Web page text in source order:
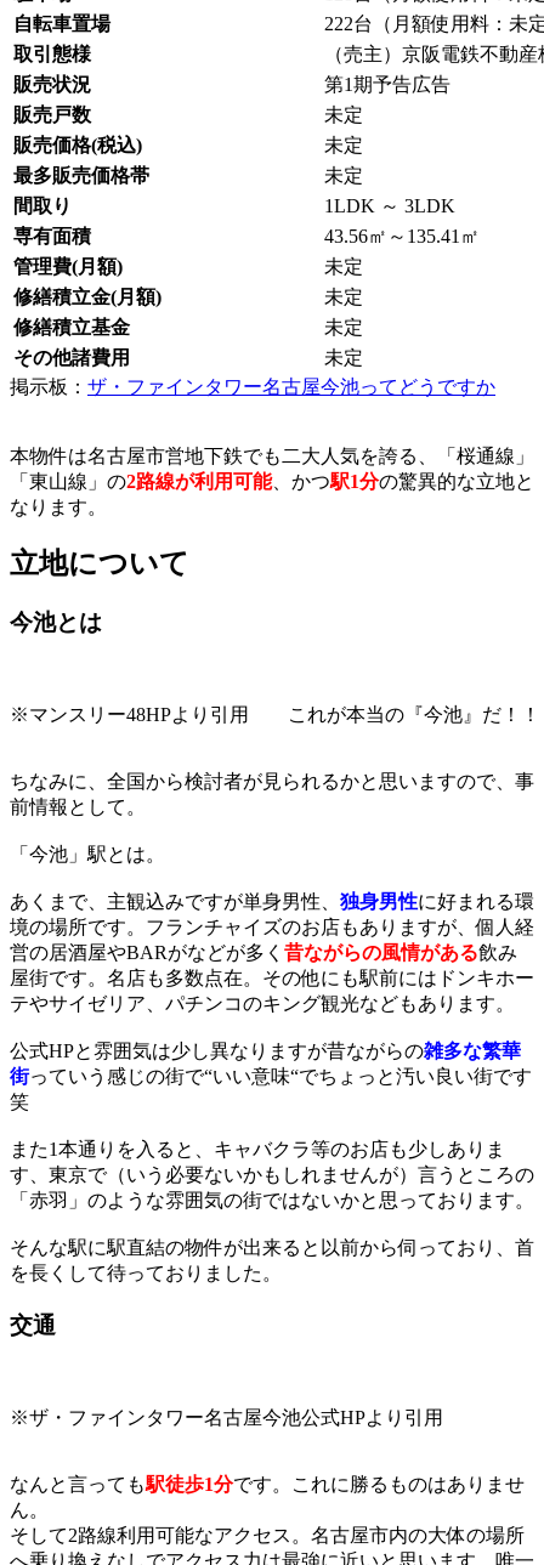
自転車置場
222台（月額使用料：未
取引態様
（売主）京阪電鉄不動
販売状況
第1期予告広告
販売戸数
未定
販売価格(税込)
未定
最多販売価格帯
未定
間取り
1LDK ～ 3LDK
専有面積
43.56㎡～135.41㎡
管理費(月額)
未定
修繕積立金(月額)
未定
修繕積立基金
未定
その他諸費用
未定
掲示板： ザ・ファインタワー名古屋今池ってどうですか
本物件は名古屋市営地下鉄でも二大人気を誇る、「桜通線」
「東山線」の2路線が利用可能、かつ駅1分の驚異的な立地と
なります。
立地について
今池とは
※マンスリー48HPより引用 これが本当の『今池』だ！！
ちなみに、全国から検討者が見られるかと思いますので、事
前情報として。
「今池」駅とは。
あくまで、主観込みですが単身男性、 独身男性に好まれる環
境の場所です。フランチャイズのお店もありますが、個人経
営の居酒屋やBARがなどが多く 昔ながらの風情がある飲み
屋街です。名店も多数点在。その他にも駅前にはドンキホー
テやサイゼリア、パチンコのキング観光などもあります。
公式HPと雰囲気は少し異なりますが昔ながらの雑多な繁華
街っていう感じの街で“いい意味“でちょっと汚い良い街です
笑
また1本通りを入ると、キャバクラ等のお店も少しありま
す、東京で（いう必要ないかもしれませんが）言うところの
「赤羽」のような雰囲気の街ではないかと思っております。
そんな駅に駅直結の物件が出来ると以前から伺っており、首
を長くして待っておりました。
交通
※ザ・ファインタワー名古屋今池公式HPより引用
なんと言っても駅徒歩1分です。これに勝るものはありませ
ん。
そして2路線利用可能なアクセス。名古屋市内の大体の場所
へ乗り換えなしでアクセス力は最強に近いと思います。唯一